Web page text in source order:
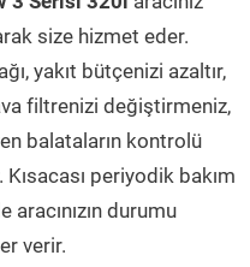
size hizmet eder.
yakıt bütçenizi azaltır,
filtrenizi değiştirmeniz,
balataların kontrolü
periyodik bakım
durumu
verir.